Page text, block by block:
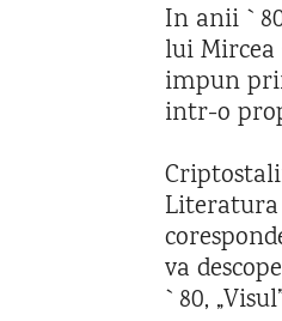
In anii
lui Mircea
impun
intr-o
Literatura
va
`80,